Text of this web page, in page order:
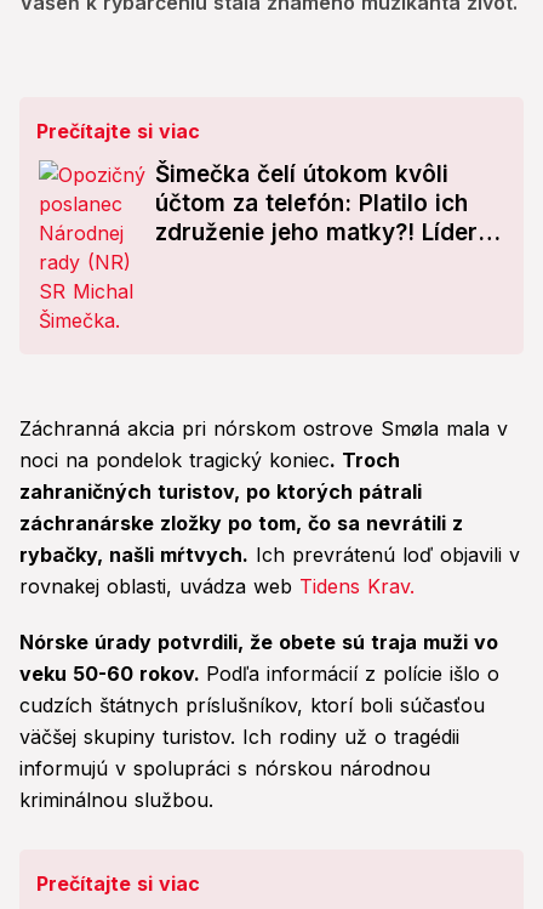
Prečítajte si viac
Šimečka čelí útokom kvôli
účtom za telefón: Platilo ich
združenie jeho matky?! Líder
Záchranná akcia pri nórskom ostrove Smøla mala v
noci na pondelok tragický koniec. Troch
zahraničných turistov, po ktorých pátrali
záchranárske zložky po tom, čo sa nevrátili z
rybačky, našli mŕtvych. Ich prevrátenú loď objavili v
rovnakej oblasti, uvádza web Tidens Krav.
Nórske úrady potvrdili, že obete sú traja muži vo
veku 50-60 rokov. Podľa informácií z polície išlo o
cudzích štátnych príslušníkov, ktorí boli súčasťou
väčšej skupiny turistov. Ich rodiny už o tragédii
informujú v spolupráci s nórskou národnou
kriminálnou službou.
Prečítajte si viac